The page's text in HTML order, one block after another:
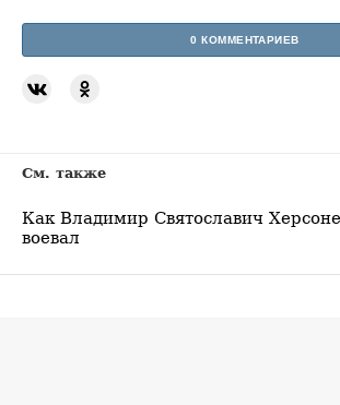
0 КОММЕНТАРИЕВ
См. также
Как Владимир Святославич
воевал